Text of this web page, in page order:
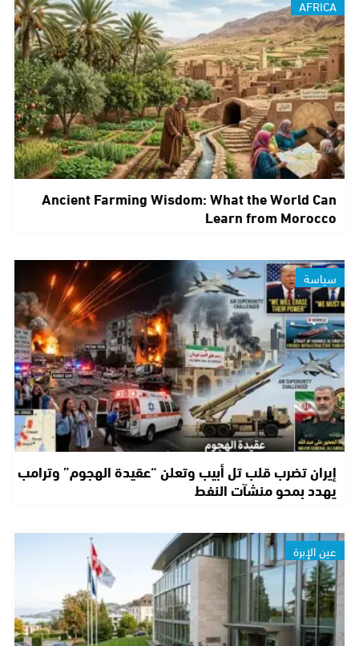
AFRICA
Ancient Farming Wisdom: What the World Can
Learn from Morocco
سياسة
إيران تضرب قلب تل أبيب وتعلن “عقيدة الهجوم” وترامب
يهدد بمحو منشآت النفط
عين الإبرة